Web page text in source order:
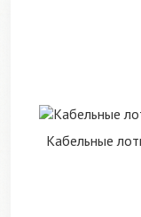
Кабельные